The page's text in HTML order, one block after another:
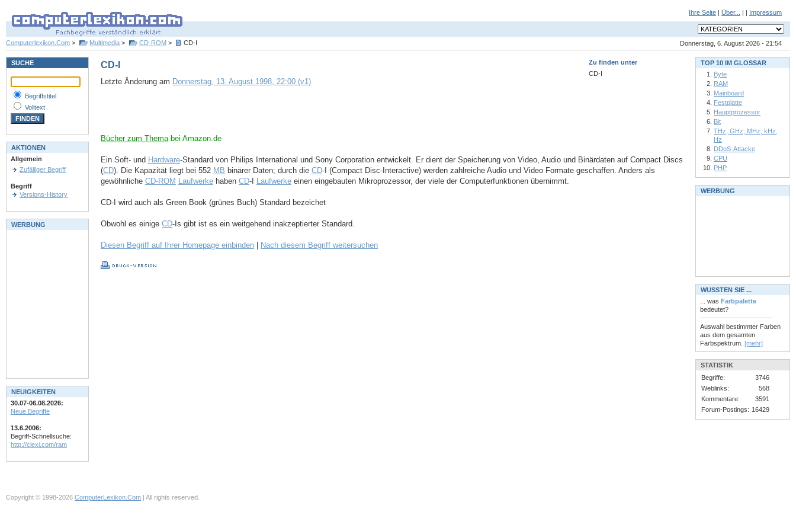
Ihre Seite | Über... | | Impressum
Donnerstag, 6. August 2026 - 21:54
Computerlexikon.Com > Multimedia > CD-ROM > CD-I
Zu finden unter
CD-I
CD-I
Letzte Änderung am Donnerstag, 13. August 1998, 22:00 (v1)
Bücher zum Themabei Amazon.de
Ein Soft- und Hardware-Standard von Philips International und Sony Corporation entwickelt. Er dient der Speicherung von Video, Audio und Binärdaten auf Compact Discs
(CD). Die Kapazität liegt bei 552 MB binärer Daten; durch die CD-I (Compact Disc-Interactive) werden zahlreiche Audio und Video Formate geschaffen. Anders als
gewöhnliche CD-ROM Laufwerke haben CD-I Laufwerke einen eingebauten Mikroprozessor, der viele der Computerfunktionen übernimmt.
CD-I wird auch als Green Book (grünes Buch) Standard bezeichet
Obwohl es einige CD-Is gibt ist es ein weitgehend inakzeptierter Standard.
Diesen Begriff auf Ihrer Homepage einbinden Nach diesem Begriff weitersuchen
SUCHE
Begriffstitel
Volltext
AKTIONEN
Allgemein
Zufälliger Begriff
Begriff
Versions-History
WERBUNG
NEUIGKEITEN
30.07-06.08.2026:
Neue Begriffe
13.6.2006:
Begriff-Schnellsuche:
http://clexi.com/ram
TOP 10 IM GLOSSAR
Byte
RAM
Mainboard
Festplatte
Hauptprozessor
Bit
THz, GHz, MHz, kHz,
Hz
DDoS-Attacke
CPU
PHP
WERBUNG
WUSSTEN SIE ...
... was Farbpalette
bedeutet?
Auswahl bestimmter Farben
aus dem gesamten
Farbspektrum. [mehr]
STATISTIK
Begriffe:
3746
Weblinks:
568
Kommentare:
3591
Forum-Postings: 16429
Copyright © 1998-2026 ComputerLexikon.Com | All rights reserved.